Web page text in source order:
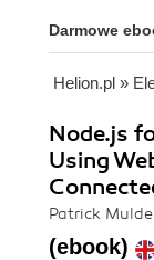
Darmowe
Helion.pl »
Node.js
Using
Patrick
(ebook)